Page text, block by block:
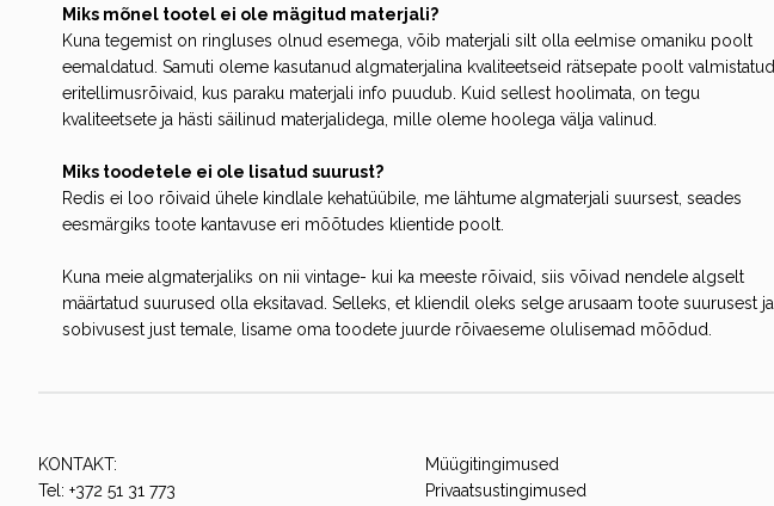
Miks mõnel tootel ei ole mägitud materjali?
Kuna tegemist on ringluses olnud esemega, võib materjali silt olla eelmise omaniku poolt
eemaldatud. Samuti oleme kasutanud algmaterjalina kvaliteetseid rätsepate poolt valmistatud
eritellimusrõivaid, kus paraku materjali info puudub. Kuid sellest hoolimata, on tegu
kvaliteetsete ja hästi säilinud materjalidega, mille oleme hoolega välja valinud.
Miks toodetele ei ole lisatud suurust?
Redis ei loo rõivaid ühele kindlale kehatüübile, me lähtume algmaterjali suursest, seades
eesmärgiks toote kantavuse eri mõõtudes klientide poolt.
Kuna meie algmaterjaliks on nii vintage- kui ka meeste rõivaid, siis võivad nendele algselt
määrtatud suurused olla eksitavad. Selleks, et kliendil oleks selge arusaam toote suurusest ja
sobivusest just temale, lisame oma toodete juurde rõivaeseme olulisemad mõõdud.
KONTAKT:
Tel: +372 51 31 773
Müügitingimused
Privaatsustingimused